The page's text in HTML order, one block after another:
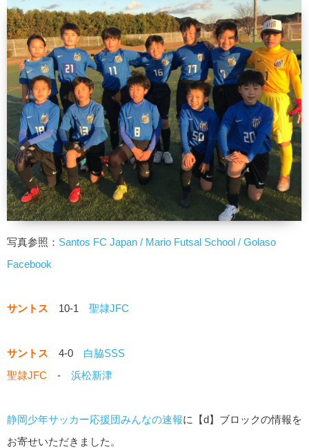
写真参照： Santos FC Japan / Mario Futsal School / Golaso
Facebook
サントス 10-1 聖隷JFC
サントス 4-0 白脇SSS
聖隷JFC - 浜松新津
静岡少年サッカー応援団みんなの速報に【d】ブロックの情報を
お寄せいただきました。